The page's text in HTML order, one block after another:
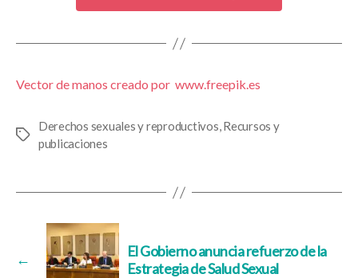
Vector de manos creado por www.freepik.es
Etiquetas
Derechos sexuales y reproductivos,Recursos y
publicaciones
←
El Gobierno anuncia refuerzo de la
Estrategia de Salud Sexual